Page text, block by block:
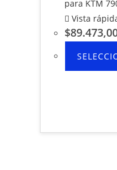
Vista
$